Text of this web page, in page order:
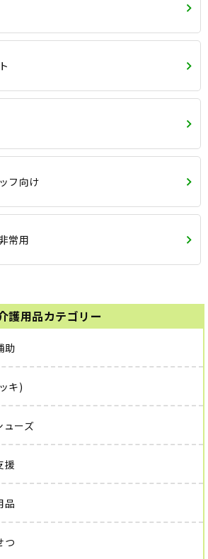
護用品カテゴリー
助
キ)
ューズ
援
品
つ
フ向け
常用